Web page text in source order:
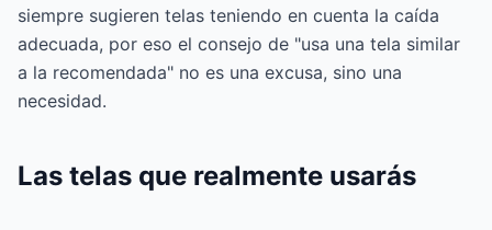
siempre sugieren telas teniendo en cuenta la caída
adecuada, por eso el consejo de "usa una tela similar
a la recomendada" no es una excusa, sino una
necesidad.
Las telas que realmente usarás